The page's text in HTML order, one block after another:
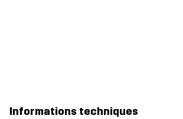
Informations techniques